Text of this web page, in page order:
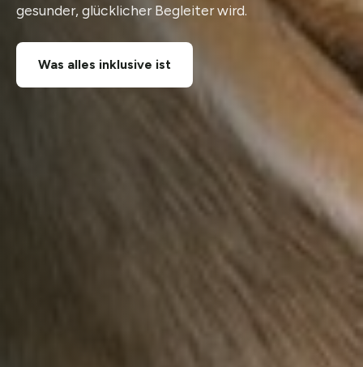
gesunder, glücklicher Begleiter wird.
Was alles inklusive ist